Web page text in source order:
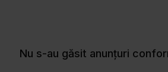
Nu s-au găsit anunțuri